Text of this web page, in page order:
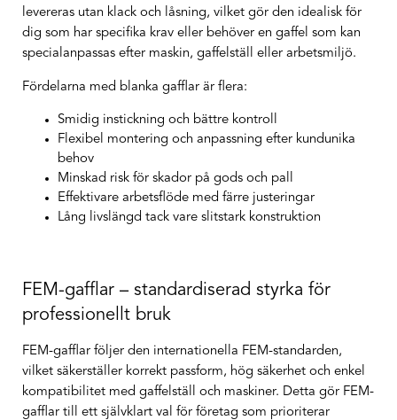
levereras utan klack och låsning, vilket gör den idealisk för
dig som har specifika krav eller behöver en gaffel som kan
specialanpassas efter maskin, gaffelställ eller arbetsmiljö.
Fördelarna med blanka gafflar är flera:
Smidig instickning och bättre kontroll
Flexibel montering och anpassning efter kundunika
behov
Minskad risk för skador på gods och pall
Effektivare arbetsflöde med färre justeringar
Lång livslängd tack vare slitstark konstruktion
FEM-gafflar – standardiserad styrka för
professionellt bruk
FEM-gafflar följer den internationella FEM-standarden,
vilket säkerställer korrekt passform, hög säkerhet och enkel
kompatibilitet med gaffelställ och maskiner. Detta gör FEM-
gafflar till ett självklart val för företag som prioriterar